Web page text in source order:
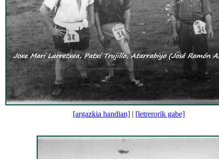
[argazkia handian]| [letrerorik gabe]